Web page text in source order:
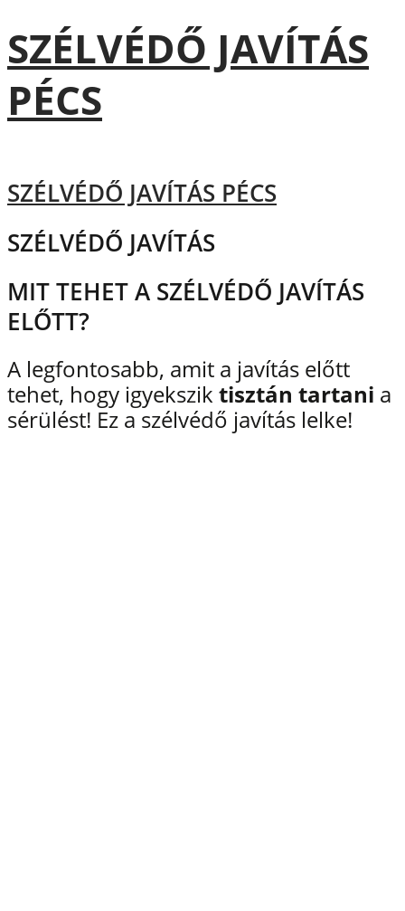
SZÉLVÉDŐ JAVÍTÁS
PÉCS
SZÉLVÉDŐ JAVÍTÁS PÉCS
SZÉLVÉDŐ JAVÍTÁS
MIT TEHET A SZÉLVÉDŐ JAVÍTÁS
ELŐTT?
A legfontosabb, amit a javítás előtt
tehet, hogy igyekszik tisztán tartani a
sérülést! Ez a szélvédő javítás lelke!